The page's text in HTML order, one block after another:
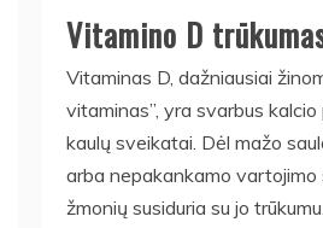
Vitamino D
Vitaminas D, dažniausiai
vitaminas”, yra svarbus
kaulų sveikatai. Dėl mažo
arba nepakankamo vartojimo
žmonių susiduria su jo trūkumu.